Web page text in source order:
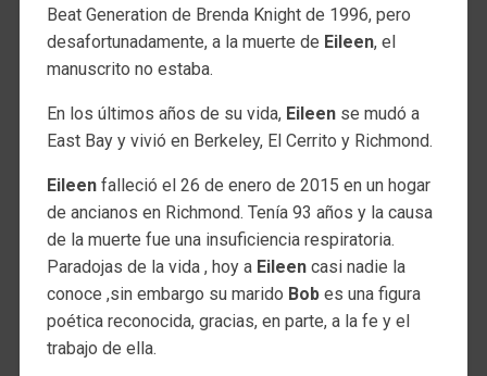
Beat Generation de Brenda Knight de 1996, pero
desafortunadamente, a la muerte de Eileen, el
manuscrito no estaba.
En los últimos años de su vida, Eileense mudó a
East Bay y vivió en Berkeley, El Cerrito y Richmond.
Eileenfalleció el 26 de enero de 2015 en un hogar
de ancianos en Richmond. Tenía 93 años y la causa
de la muerte fue una insuficiencia respiratoria.
Paradojas de la vida , hoy a Eileencasi nadie la
conoce ,sin embargo su marido Bobes una figura
poética reconocida, gracias, en parte, a la fe y el
trabajo de ella.